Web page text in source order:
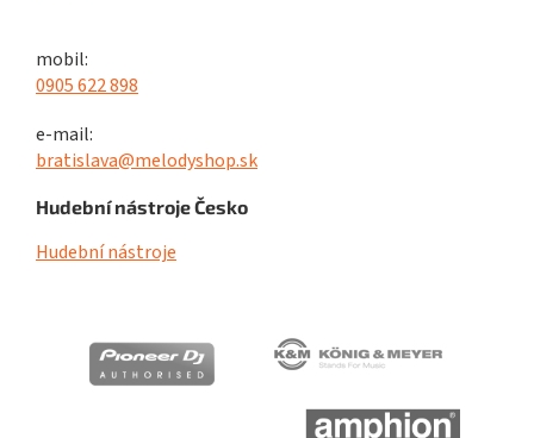
mobil:
0905 622 898
e-mail:
bratislava@melodyshop.sk
Hudební nástroje Česko
Hudební nástroje